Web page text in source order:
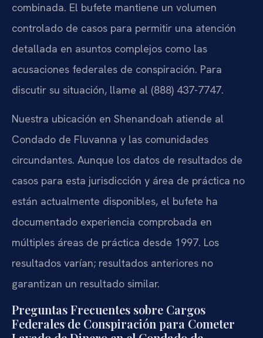
combinada. El bufete mantiene un volumen
controlado de casos para permitir una atención
detallada en asuntos complejos como las
acusaciones federales de conspiración. Para
discutir su situación, llame al (888) 437-7747.
Nuestra ubicación en Shenandoah atiende al
Condado de Fluvanna y las comunidades
circundantes. Aunque los datos de resultados de
casos para esta jurisdicción y área de práctica no
están actualmente disponibles, el bufete ha
documentado experiencia comprobada en
múltiples áreas de práctica desde 1997. Los
resultados varían; resultados anteriores no
garantizan un resultado similar.
Preguntas Frecuentes sobre Cargos
Federales de Conspiración para Cometer